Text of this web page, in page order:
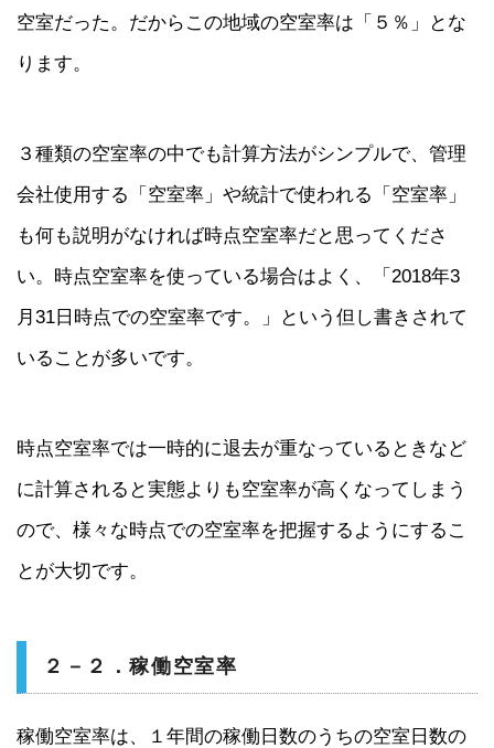
空室だった。だからこの地域の空室率は「５％」とな
ります。
３種類の空室率の中でも計算方法がシンプルで、管理
会社使用する「空室率」や統計で使われる「空室率」
も何も説明がなければ時点空室率だと思ってくださ
い。時点空室率を使っている場合はよく、「2018年3
月31日時点での空室率です。」という但し書きされて
いることが多いです。
時点空室率では一時的に退去が重なっているときなど
に計算されると実態よりも空室率が高くなってしまう
ので、様々な時点での空室率を把握するようにするこ
とが大切です。
２－２．稼働空室率
稼働空室率は、１年間の稼働日数のうちの空室日数の